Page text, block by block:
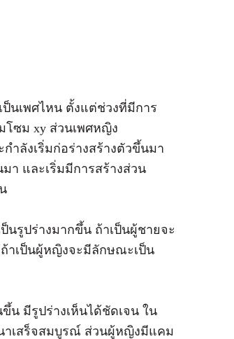
นเพศไหน ตั้งแต่ช่วงที่มีการ
โซม xy ส่วนเพศหญิง
ำลังเริ่มก่อร่างสร้างตัวขึ้นมา
า และเริ่มมีการสร้างส่วน
นรูปร่างมากขึ้น ถ้าเป็นผู้ชายจะ
เป็นผู้หญิงจะมีลักษณะเป็น
น มีรูปร่างเห็นได้ชัดเจน ใน
าเสร็จสมบูรณ์ ส่วนผู้หญิงมีแคม